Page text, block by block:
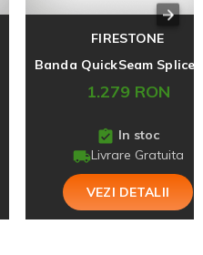
FIRESTONE
1.279 RON
In stoc
Livrare Gratuita
VEZI DETALII